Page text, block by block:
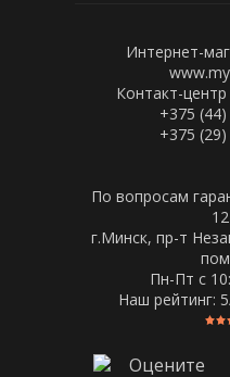
Интернет-
Контакт-
+375
+375
По вопросам
г.Минск, пр-т
Пн-Пт c
Наш рейтинг: 5